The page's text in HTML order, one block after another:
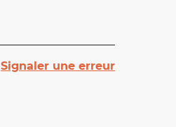
Signaler une erreur